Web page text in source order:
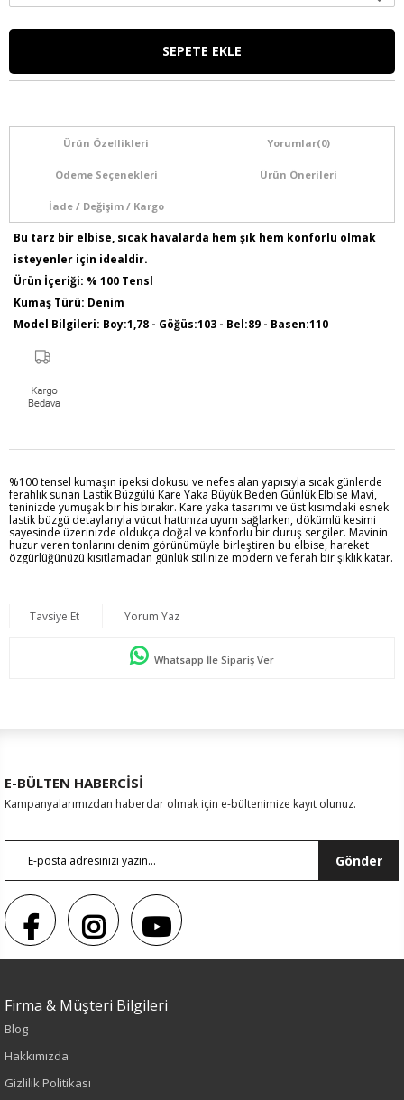
Ürün Özellikleri Yorumlar(0)
Ödeme Seçenekleri Ürün Önerileri
İade / Değişim / Kargo
Bu tarz bir elbise, sıcak havalarda hem şık hem konforlu olmak
isteyenler için idealdir.
Ürün İçeriği: % 100 Tensl
Kumaş Türü: Denim
Model Bilgileri: Boy:1,78 - Göğüs:103 - Bel:89 - Basen:110
Ürün Boyu : 125 Cm
Renk
İlkbahar-Yaz
Yaş Grubu
%100 tensel kumaşın ipeksi dokusu ve nefes alan yapısıyla sıcak günlerde
ferahlık sunan Lastik Büzgülü Kare Yaka Büyük Beden Günlük Elbise Mavi,
teninizde yumuşak bir his bırakır. Kare yaka tasarımı ve üst kısımdaki esnek
lastik büzgü detaylarıyla vücut hattınıza uyum sağlarken, dökümlü kesimi
sayesinde üzerinizde oldukça doğal ve konforlu bir duruş sergiler. Mavinin
huzur veren tonlarını denim görünümüyle birleştiren bu elbise, hareket
özgürlüğünüzü kısıtlamadan günlük stilinize modern ve ferah bir şıklık katar.
Tavsiye Et Yorum Yaz
Whatsapp İle Sipariş Ver
E-BÜLTEN HABERCİSİ
Kampanyalarımızdan haberdar olmak için e-bültenimize kayıt olunuz.
Gönder
Firma & Müşteri Bilgileri
Blog
Hakkımızda
Gizlilik Politikası